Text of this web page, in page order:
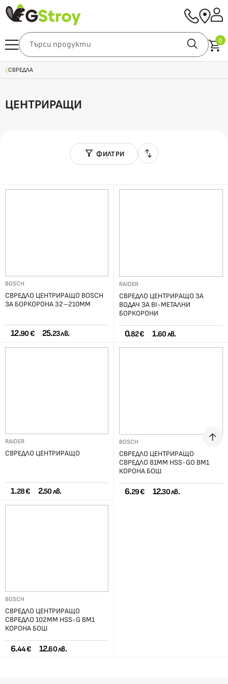
0
СВРЕДЛА
ЦЕНТРИРАЩИ
ФИЛТРИ
BOSCH
СВРЕДЛО ЦЕНТРИРАЩО BOSCH
ЗА БОРКОРОНА 32–210ММ
12.90 € 25.23 лв.
RAIDER
СВРЕДЛО ЦЕНТРИРАЩО ЗА
ВОДАЧ ЗА BI-МЕТАЛНИ
БОРКОРОНИ
0.82 € 1.60 лв.
RAIDER
СВРЕДЛО ЦЕНТРИРАЩО
1.28 € 2.50 лв.
BOSCH
СВРЕДЛО ЦЕНТРИРАЩО
СВРЕДЛО 81ММ HSS-GO ВМ1
КОРОНА БОШ
6.29 € 12.30 лв.
BOSCH
СВРЕДЛО ЦЕНТРИРАЩО
СВРЕДЛО 102ММ HSS-G ВМ1
КОРОНА БОШ
6.44 € 12.60 лв.